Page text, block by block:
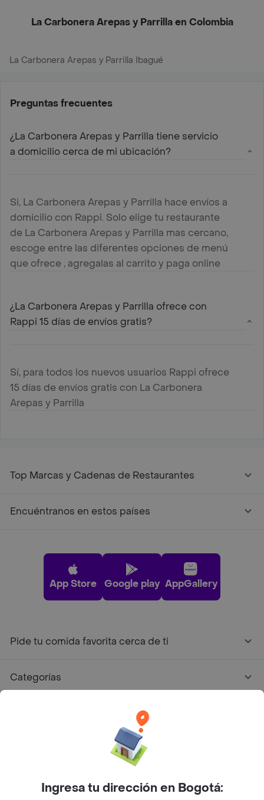
La Carbonera Arepas y Parrilla en Colombia
La Carbonera Arepas y Parrilla Ibagué
Preguntas frecuentes
¿La Carbonera Arepas y Parrilla tiene servicio
a domicilio cerca de mi ubicación?
Si, La Carbonera Arepas y Parrilla hace envíos a
domicilio con Rappi. Solo elige tu restaurante
de La Carbonera Arepas y Parrilla mas cercano,
escoge entre las diferentes opciones de menú
que ofrece , agregalas al carrito y paga online
¿La Carbonera Arepas y Parrilla ofrece con
Rappi 15 días de envíos gratis?
Sí, para todos los nuevos usuarios Rappi ofrece
15 días de envíos gratis con La Carbonera
Arepas y Parrilla
Top Marcas y Cadenas de Restaurantes
Encuéntranos en estos países
App Store Google play AppGallery
Pide tu comida favorita cerca de ti
Categorías
Facebook
Twitter
Instagram
Ingresa tu dirección en Bogotá: